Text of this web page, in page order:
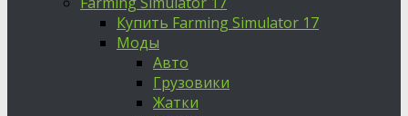
Купить Farming Simulator 17
Моды
Авто
Грузовики
Жатки